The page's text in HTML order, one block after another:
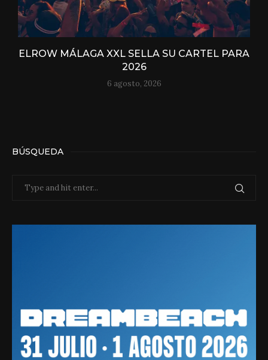
ELROW MÁLAGA XXL SELLA SU CARTEL PARA
2026
6 agosto, 2026
BÚSQUEDA